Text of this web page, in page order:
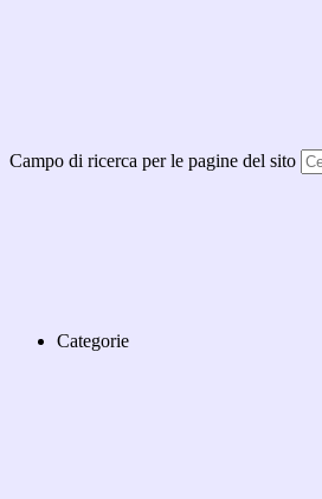
Campo di ricerca per le pagine del sito
Categorie